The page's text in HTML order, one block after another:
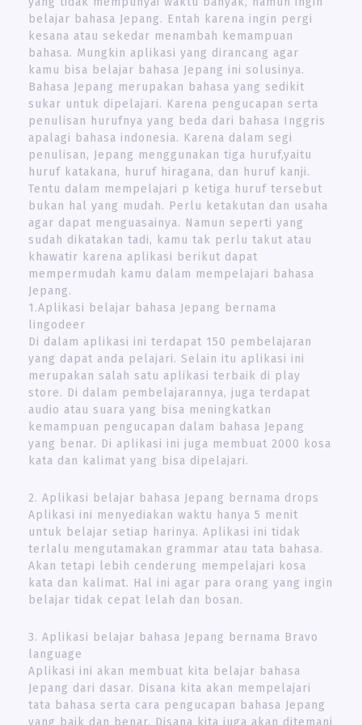
belajar bahasa Jepang. Entah karena ingin pergi
kesana atau sekedar menambah kemampuan
bahasa. Mungkin aplikasi yang dirancang agar
kamu bisa belajar bahasa Jepang ini solusinya.
Bahasa Jepang merupakan bahasa yang sedikit
sukar untuk dipelajari. Karena pengucapan serta
penulisan hurufnya yang beda dari bahasa Inggris
apalagi bahasa indonesia. Karena dalam segi
penulisan, Jepang menggunakan tiga huruf,yaitu
huruf katakana, huruf hiragana, dan huruf kanji.
Tentu dalam mempelajari p ketiga huruf tersebut
bukan hal yang mudah. Perlu ketakutan dan usaha
agar dapat menguasainya. Namun seperti yang
sudah dikatakan tadi, kamu tak perlu takut atau
khawatir karena aplikasi berikut dapat
mempermudah kamu dalam mempelajari bahasa
Jepang.
1.Aplikasi belajar bahasa Jepang bernama
lingodeer
Di dalam aplikasi ini terdapat 150 pembelajaran
yang dapat anda pelajari. Selain itu aplikasi ini
merupakan salah satu aplikasi terbaik di play
store. Di dalam pembelajarannya, juga terdapat
audio atau suara yang bisa meningkatkan
kemampuan pengucapan dalam bahasa Jepang
yang benar. Di aplikasi ini juga membuat 2000 kosa
kata dan kalimat yang bisa dipelajari.
2. Aplikasi belajar bahasa Jepang bernama drops
Aplikasi ini menyediakan waktu hanya 5 menit
untuk belajar setiap harinya. Aplikasi ini tidak
terlalu mengutamakan grammar atau tata bahasa.
Akan tetapi lebih cenderung mempelajari kosa
kata dan kalimat. Hal ini agar para orang yang ingin
belajar tidak cepat lelah dan bosan.
3. Aplikasi belajar bahasa Jepang bernama Bravo
language
Aplikasi ini akan membuat kita belajar bahasa
Jepang dari dasar. Disana kita akan mempelajari
tata bahasa serta cara pengucapan bahasa Jepang
yang baik dan benar. Disana kita juga akan ditemani